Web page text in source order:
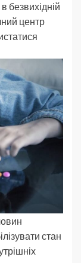
безвихідній
центр
стан